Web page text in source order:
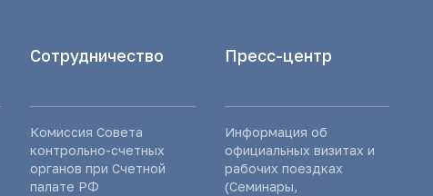
Сотрудничество
Комиссия Совета
контрольно-счетных
органов при Счетной
палате РФ
Пресс-центр
Информация об
официальных визитах и
рабочих поездках
(Семинары,